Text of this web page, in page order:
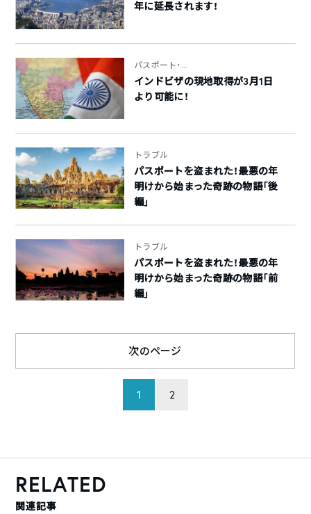
年に延長されます！
パスポート・...
インドビザの現地取得が3月1日
より可能に！
トラブル
パスポートを盗まれた！最悪の年
明けから始まった奇跡の物語「後
編」
トラブル
パスポートを盗まれた！最悪の年
明けから始まった奇跡の物語「前
編」
1 2
次のページ
RELATED
関連記事